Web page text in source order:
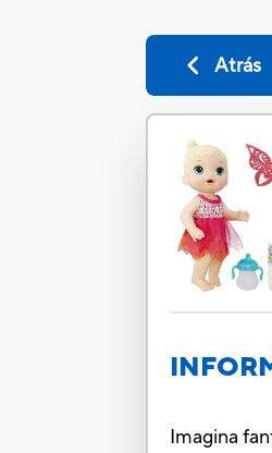
Atrás
Imagina